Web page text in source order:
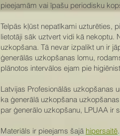
pieejamām vai īpašu periodisku
Telpās kļūst nepatīkami uzturēties,
lietotāji sāk uztvert vidi kā nekoptu.
uzkopšana. Tā nevar izpalikt un ir
ģenerālās uzkopšanas lomu,
plānotos intervālos ejam pie
Latvijas Profesionālās uzkopšanas
ka ģenerālā uzkopšana
par ģenerālo uzkopšanu, LPUAA ir
Materiāls ir pieejams šajā hipersaitē.